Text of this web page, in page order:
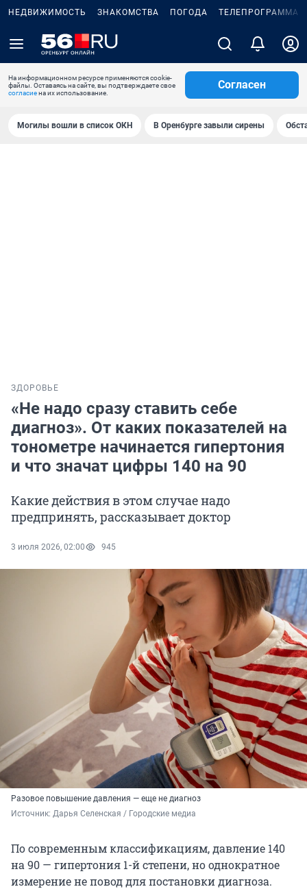
НЕДВИЖИМОСТЬ ЗНАКОМСТВА ПОГОДА ТЕЛЕПРОГРАММА
На информационном ресурсе применяются cookie-
файлы. Оставаясь на сайте, вы подтверждаете свое
согласиена их использование.
Согласен
Могилы вошли в список ОКН В Оренбурге завыли сирены
ЗДОРОВЬЕ
«Не надо сразу ставить себе
диагноз». От каких показателей на
тонометре начинается гипертония
и что значат цифры 140 на 90
Какие действия в этом случае надо
предпринять, рассказывает доктор
3 июля 2026, 02:00 945
Разовое повышение давления — еще не диагноз
Источник: Дарья Селенская / Городские медиа
По современным классификациям, давление 140
на 90 — гипертония 1-й степени, но однократное
измерение не повод для постановки диагноза.